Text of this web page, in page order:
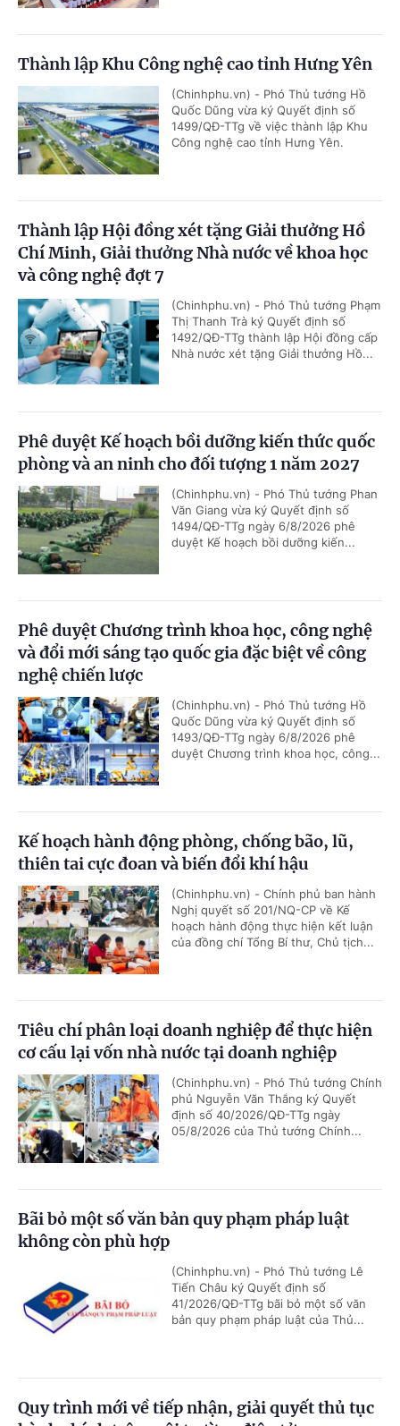
Thành lập Khu Công nghệ cao tỉnh Hưng Yên
(Chinhphu.vn) - Phó Thủ tướng Hồ
Quốc Dũng vừa ký Quyết định số
1499/QĐ-TTg về việc thành lập Khu
Công nghệ cao tỉnh Hưng Yên.
Thành lập Hội đồng xét tặng Giải thưởng Hồ
Chí Minh, Giải thưởng Nhà nước về khoa học
và công nghệ đợt 7
(Chinhphu.vn) - Phó Thủ tướng Phạm
Thị Thanh Trà ký Quyết định số
1492/QĐ-TTg thành lập Hội đồng cấp
Nhà nước xét tặng Giải thưởng Hồ...
Phê duyệt Kế hoạch bồi dưỡng kiến thức quốc
phòng và an ninh cho đối tượng 1 năm 2027
(Chinhphu.vn) - Phó Thủ tướng Phan
Văn Giang vừa ký Quyết định số
1494/QĐ-TTg ngày 6/8/2026 phê
duyệt Kế hoạch bồi dưỡng kiến...
Phê duyệt Chương trình khoa học, công nghệ
và đổi mới sáng tạo quốc gia đặc biệt về công
nghệ chiến lược
(Chinhphu.vn) - Phó Thủ tướng Hồ
Quốc Dũng vừa ký Quyết định số
1493/QĐ-TTg ngày 6/8/2026 phê
duyệt Chương trình khoa học, công...
Kế hoạch hành động phòng, chống bão, lũ,
thiên tai cực đoan và biến đổi khí hậu
(Chinhphu.vn) - Chính phủ ban hành
Nghị quyết số 201/NQ-CP về Kế
hoạch hành động thực hiện kết luận
của đồng chí Tổng Bí thư, Chủ tịch...
Tiêu chí phân loại doanh nghiệp để thực hiện
cơ cấu lại vốn nhà nước tại doanh nghiệp
(Chinhphu.vn) - Phó Thủ tướng Chính
phủ Nguyễn Văn Thắng ký Quyết
định số 40/2026/QĐ-TTg ngày
05/8/2026 của Thủ tướng Chính...
Bãi bỏ một số văn bản quy phạm pháp luật
không còn phù hợp
(Chinhphu.vn) - Phó Thủ tướng Lê
Tiến Châu ký Quyết định số
41/2026/QĐ-TTg bãi bỏ một số văn
bản quy phạm pháp luật của Thủ...
Quy trình mới về tiếp nhận, giải quyết thủ tục